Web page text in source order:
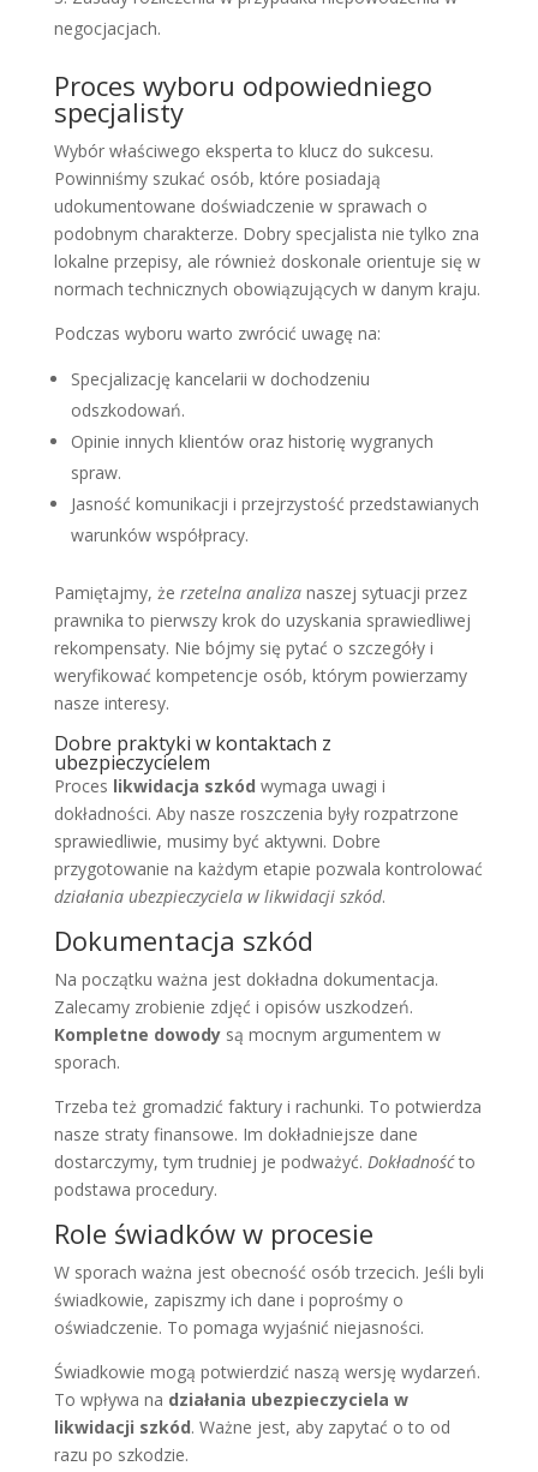
negocjacjach.
Proces wyboru odpowiedniego
specjalisty
Wybór właściwego eksperta to klucz do sukcesu.
Powinniśmy szukać osób, które posiadają
udokumentowane doświadczenie w sprawach o
podobnym charakterze. Dobry specjalista nie tylko zna
lokalne przepisy, ale również doskonale orientuje się w
normach technicznych obowiązujących w danym kraju.
Podczas wyboru warto zwrócić uwagę na:
Specjalizację kancelarii w dochodzeniu
odszkodowań.
Opinie innych klientów oraz historię wygranych
spraw.
Jasność komunikacji i przejrzystość przedstawianych
warunków współpracy.
Pamiętajmy, że rzetelna analizanaszej sytuacji przez
prawnika to pierwszy krok do uzyskania sprawiedliwej
rekompensaty. Nie bójmy się pytać o szczegóły i
weryfikować kompetencje osób, którym powierzamy
nasze interesy.
Dobre praktyki w kontaktach z
ubezpieczycielem
Proces likwidacja szkód wymaga uwagi i
dokładności. Aby nasze roszczenia były rozpatrzone
sprawiedliwie, musimy być aktywni. Dobre
przygotowanie na każdym etapie pozwala kontrolować
działania ubezpieczyciela w likwidacji szkód.
Dokumentacja szkód
Na początku ważna jest dokładna dokumentacja.
Zalecamy zrobienie zdjęć i opisów uszkodzeń.
Kompletne dowodysą mocnym argumentem w
sporach.
Trzeba też gromadzić faktury i rachunki. To potwierdza
nasze straty finansowe. Im dokładniejsze dane
dostarczymy, tym trudniej je podważyć. Dokładnośćto
podstawa procedury.
Role świadków w procesie
W sporach ważna jest obecność osób trzecich. Jeśli byli
świadkowie, zapiszmy ich dane i poprośmy o
oświadczenie. To pomaga wyjaśnić niejasności.
Świadkowie mogą potwierdzić naszą wersję wydarzeń.
To wpływa na działania ubezpieczyciela w
likwidacji szkód. Ważne jest, aby zapytać o to od
razu po szkodzie.